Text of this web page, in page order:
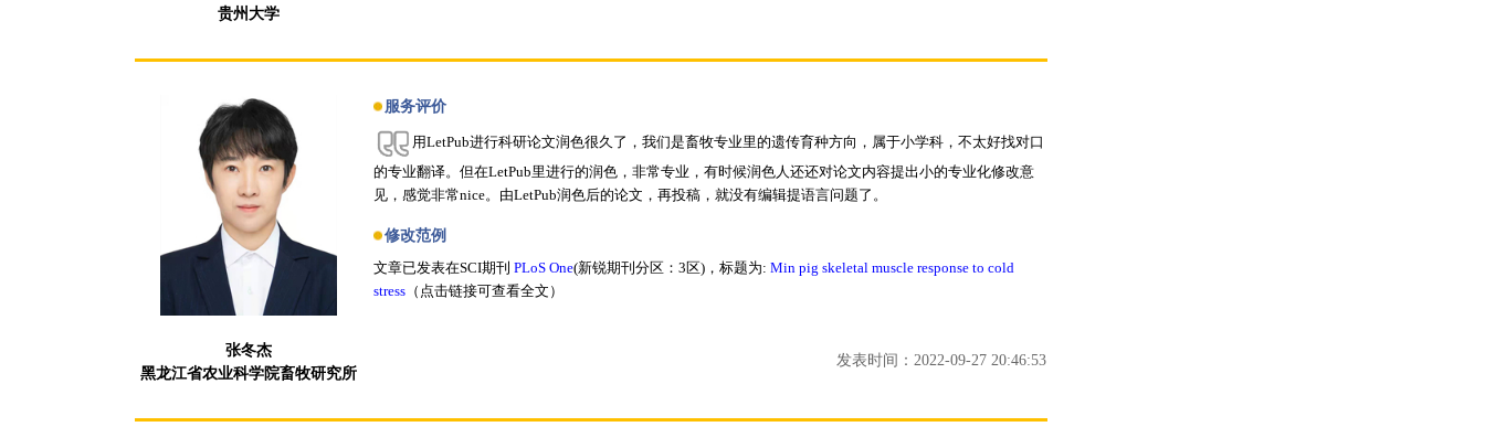
贵州大学
张冬杰
黑龙江省农业科学院畜牧研究所
服务评价
用LetPub进行科研论文润色很久了，我们是畜牧专业里的遗传育种方向，属于小学科，不太好找对口
的专业翻译。但在LetPub里进行的润色，非常专业，有时候润色人还还对论文内容提出小的专业化修改意
见，感觉非常nice。由LetPub润色后的论文，再投稿，就没有编辑提语言问题了。
修改范例
文章已发表在SCI期刊 PLoS One(新锐期刊分区：3区)，标题为: Min pig skeletal muscle response to cold
stress （点击链接可查看全文）
发表时间：2022-09-27 20:46:53